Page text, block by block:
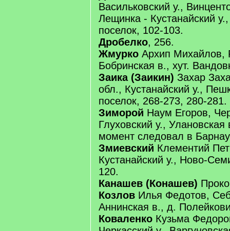
Васильковский у.,
Лещинка - Кустанайский
поселок, 102-103.
Дробелко, 256.
Жмурко Архип Михайлов,
Бобринская в., хут.
Заика (Заикин) Захар
обл., Кустанайский у.,
поселок, 268-273, 280-281.
Зиморой Наум Егоров,
Глуховский у., Улановская
момент следовал в
Змиевский Клементий
Кустанайский у., Ново-
120.
Канашев (Конашев)
Козлов Илья Федотов,
Аннинская в., д.
Коваленко Кузьма